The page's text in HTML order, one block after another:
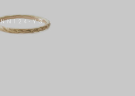
NN124-YG